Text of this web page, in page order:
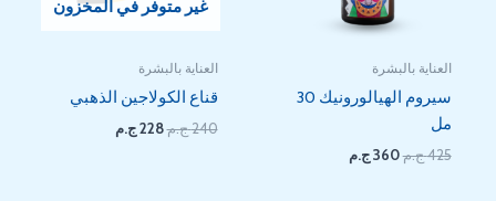
العناية بالبشرة
سيروم الهيالورونيك 30
مل
425ج.م360 ج.م
غير متوفر في المخزون
العناية بالبشرة
قناع الكولاجين الذهبي
240ج.م228 ج.م